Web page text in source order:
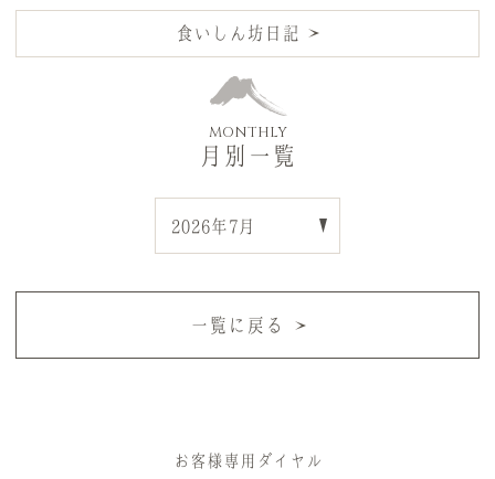
食いしん坊日記
MONTHLY
月別一覧
一覧に戻る
お客様専用ダイヤル